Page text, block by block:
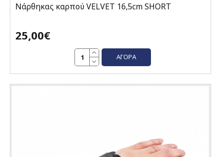
Νάρθηκας καρπού VELVET 16,5cm SHORT
25,00€
ΑΓΟΡΆ